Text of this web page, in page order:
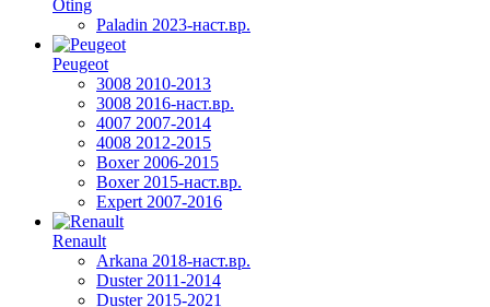
Oting
Paladin 2023-наст.вр.
Peugeot
3008 2010-2013
3008 2016-наст.вр.
4007 2007-2014
4008 2012-2015
Boxer 2006-2015
Boxer 2015-наст.вр.
Expert 2007-2016
Renault
Arkana 2018-наст.вр.
Duster 2011-2014
Duster 2015-2021